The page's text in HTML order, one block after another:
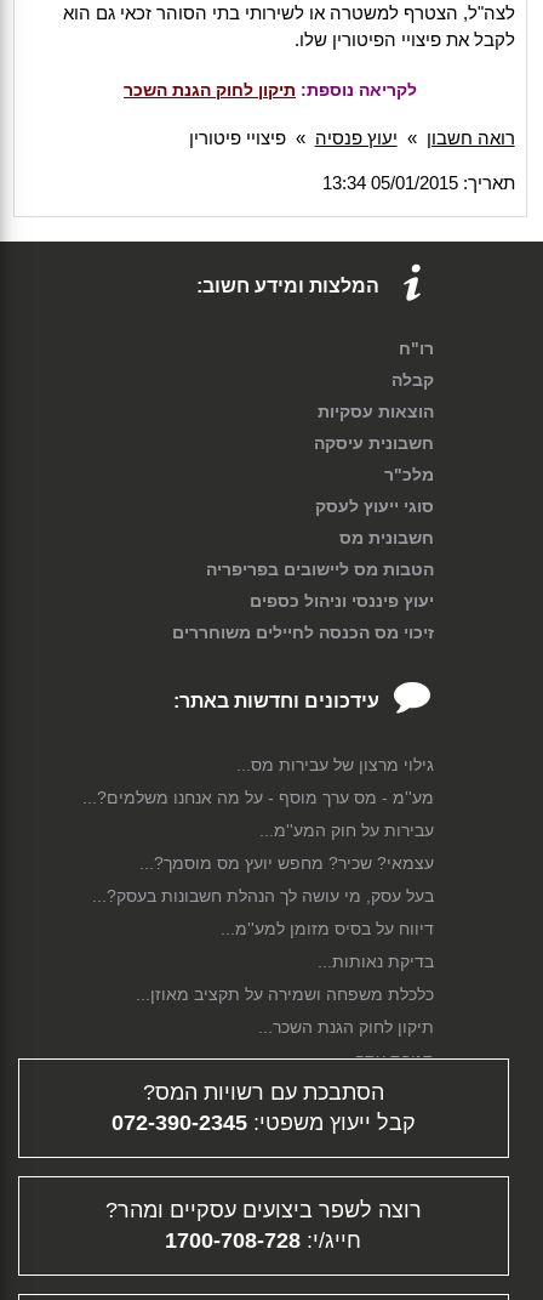
לצה"ל, הצטרף למשטרה או לשירותי בתי הסוהר זכאי גם הוא
לקבל את פיצויי הפיטורין שלו.
לקריאה נוספת: תיקון לחוק הגנת השכר
רואה חשבון » יעוץ פנסיה »פיצויי פיטורין
תאריך: 05/01/2015 13:34
המלצות ומידע חשוב:
רו"ח
קבלה
הוצאות עסקיות
חשבונית עיסקה
מלכ"ר
סוגי ייעוץ לעסק
חשבונית מס
הטבות מס ליישובים בפריפריה
יעוץ פיננסי וניהול כספים
זיכוי מס הכנסה לחיילים משוחררים
עידכונים וחדשות באתר:
גילוי מרצון של עבירות מס...
מע''מ - מס ערך מוסף - על מה אנחנו משלמים?...
עבירות על חוק המע''מ...
עצמאי? שכיר? מחפש יועץ מס מוסמך?...
בעל עסק, מי עושה לך הנהלת חשבונות בעסק?...
דיווח על בסיס מזומן למע''מ...
בדיקת נאותות...
כלכלת משפחה ושמירה על תקציב מאוזן...
תיקון לחוק הגנת השכר...
סגירת עסק...
פירוק חברה...
גיוס הון...
דיווח מקוון...
פיצויי פיטורין...
הסתבכת עם רשויות המס?
קבל ייעוץ משפטי:072-390-2345
רוצה לשפר ביצועים עסקיים ומהר?
חייג/י: 1700-708-728